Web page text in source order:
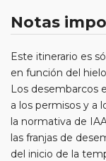
Notas
Este itinerario es
en función del
Los desembarcos
a los permisos y a
la normativa de
las franjas de
del inicio de la